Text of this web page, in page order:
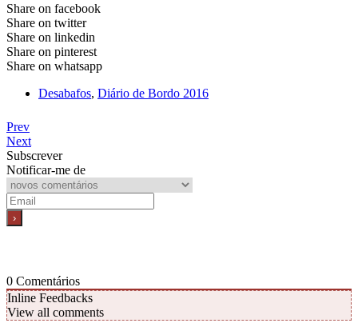
Share on facebook
Share on twitter
Share on linkedin
Share on pinterest
Share on whatsapp
Desabafos, Diário de Bordo 2016
Prev
Next
Subscrever
Notificar-me de
0 Comentários
Inline Feedbacks
View all comments